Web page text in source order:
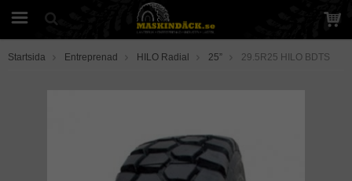
Startsida Entreprenad HILO Radial 25” 29.5R25 HILO BDTS